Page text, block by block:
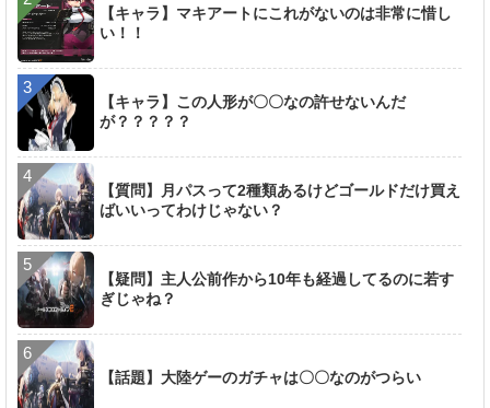
【キャラ】マキアートにこれがないのは非常に惜し
い！！
【キャラ】この人形が〇〇なの許せないんだ
が？？？？？
【質問】月パスって2種類あるけどゴールドだけ買え
ばいいってわけじゃない？
【疑問】主人公前作から10年も経過してるのに若す
ぎじゃね？
【話題】大陸ゲーのガチャは〇〇なのがつらい